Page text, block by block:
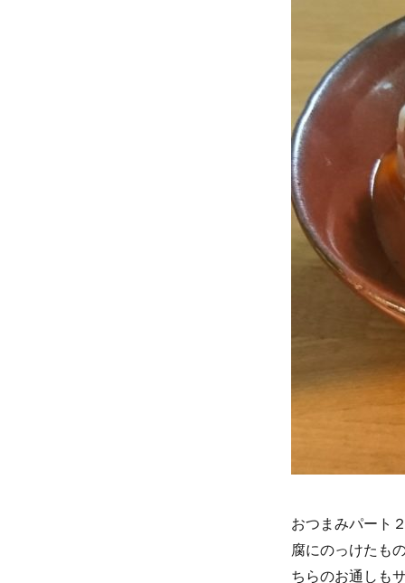
おつまみパート
腐にのっけたも
ちらのお通しも